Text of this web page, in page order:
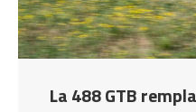
La 488 GTB